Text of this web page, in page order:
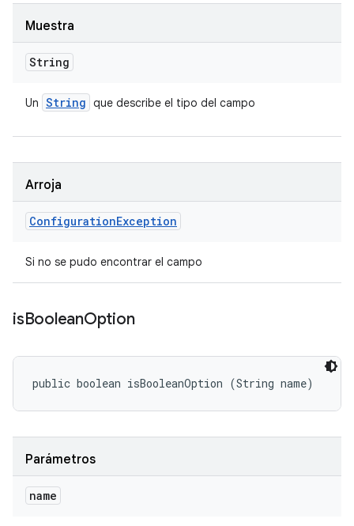
Muestra
String
Un String que describe el tipo del campo
Arroja
ConfigurationException
Si no se pudo encontrar el campo
isBooleanOption
public boolean isBooleanOption (String name)
Parámetros
name